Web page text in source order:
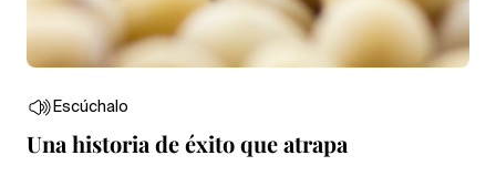
Escúchalo
Una historia de éxito que atrapa